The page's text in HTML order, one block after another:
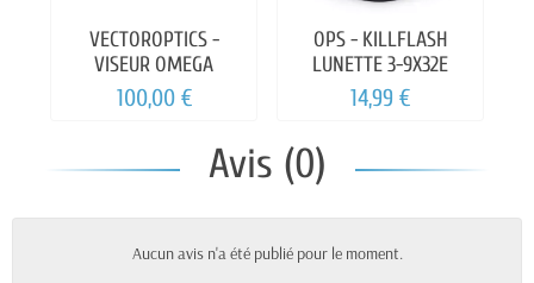
VECTOROPTICS -
VISEUR OMEGA
100,00 €
OPS - KILLFLASH
LUNETTE 3-9X32E
14,99 €
Avis (0)
Aucun avis n'a été publié pour le moment.